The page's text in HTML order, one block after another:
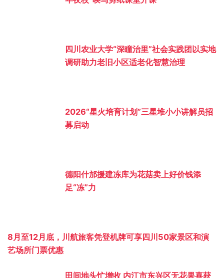
四川农业大学“深瞳治里”社会实践团以实地
调研助力老旧小区适老化智慧治理
2026“星火培育计划”三星堆小小讲解员招
募启动
德阳什邡援建冻库为花菇卖上好价钱添
足“冻”力
8月至12月底，川航旅客凭登机牌可享四川50家景区和演
艺场所门票优惠
田间地头忙增收 内江市东兴区无花果喜获